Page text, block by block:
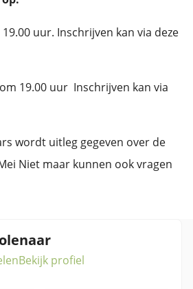
uur. Inschrijven kan via deze
19.00 uur Inschrijven kan via
wordt uitleg gegeven over de
Niet maar kunnen ook vragen
Bekijk profiel